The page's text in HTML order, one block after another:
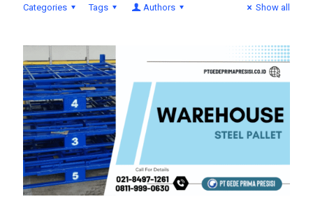
Categories Tags Authors Show all